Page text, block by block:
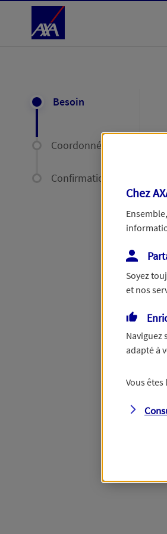
Accéder au Contenu
Besoin
Coordonnées
Confirmation
Chez
Soyez
et nos
Naviguez
adapté à
Vous